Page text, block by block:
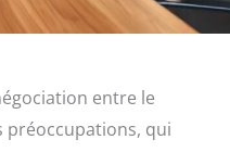
entre le
préoccupations, qui